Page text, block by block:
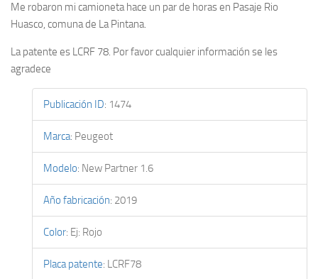
Me robaron mi camioneta hace un par de horas en Pasaje Rio
Huasco, comuna de La Pintana.
La patente es LCRF 78. Por favor cualquier información se les
agradece
Publicación ID: 1474
Marca: Peugeot
Modelo: New Partner 1.6
Año fabricación: 2019
Color: Ej: Rojo
Placa patente: LCRF78